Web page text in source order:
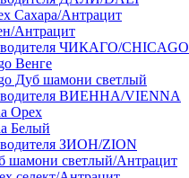
Cахара/Антрацит
Антрацит
ЧИКАГО/CHICAGO
Венге
Дуб шамони светлый
ВИЕННА/VIENNA
Орех
Белый
ЗИОН/ZION
шамони светлый/Антрацит